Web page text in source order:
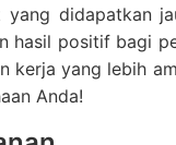
didapatkan
hasil positif bagi
kerja yang lebih
Anda!